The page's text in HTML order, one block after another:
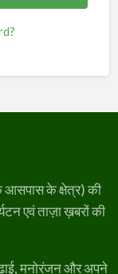
आसपास के क्षेत्र) की
एवं ताज़ा ख़बरों की
मनोरंजन और अपने